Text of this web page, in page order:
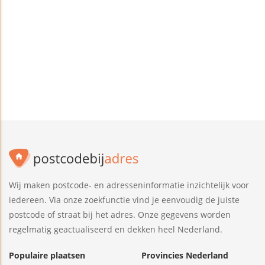
Wij maken postcode- en adresseninformatie inzichtelijk voor
iedereen. Via onze zoekfunctie vind je eenvoudig de juiste
postcode of straat bij het adres. Onze gegevens worden
regelmatig geactualiseerd en dekken heel Nederland.
Populaire plaatsen
Provincies Nederland